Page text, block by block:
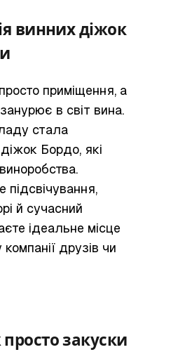
винних діжок
приміщення, а
в світ вина.
стала
Бордо, які
й сучасний
ідеальне місце
друзів чи
закуски